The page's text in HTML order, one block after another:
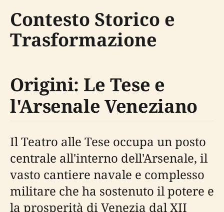
Contesto Storico e
Trasformazione
Origini: Le Tese e
l'Arsenale Veneziano
Il Teatro alle Tese occupa un posto
centrale all'interno dell'Arsenale, il
vasto cantiere navale e complesso
militare che ha sostenuto il potere e
la prosperità di Venezia dal XII